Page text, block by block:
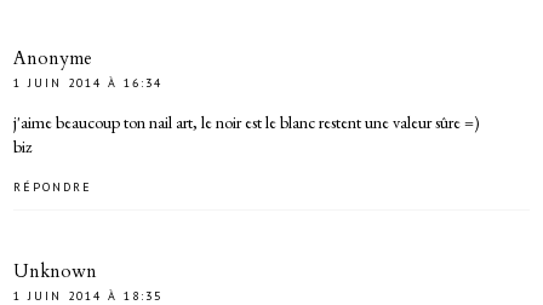
Anonyme
1 JUIN 2014 À 16:34
j'aime beaucoup ton nail art, le noir est le blanc restent une valeur sûre =)
biz
RÉPONDRE
Unknown
1 JUIN 2014 À 18:35